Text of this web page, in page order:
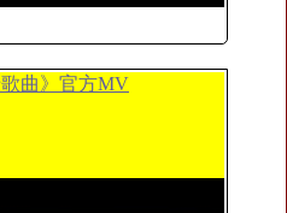
曲》官方MV